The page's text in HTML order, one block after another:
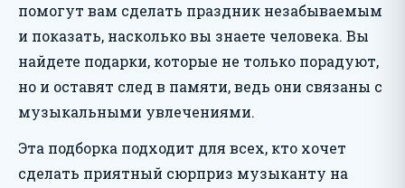
помогут вам сделать праздник незабываемым
и показать, насколько вы знаете человека. Вы
найдете подарки, которые не только порадуют,
но и оставят след в памяти, ведь они связаны с
музыкальными увлечениями.
Эта подборка подходит для всех, кто хочет
сделать приятный сюрприз музыканту на